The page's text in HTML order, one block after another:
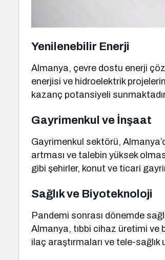
Yenilenebilir Enerji
Almanya, çevre dostu enerji
enerjisi ve hidroelektrik
kazanç potansiyeli
Gayrimenkul ve İnşaat
Gayrimenkul sektörü,
artması ve talebin yüksek
gibi şehirler, konut ve ticari
Sağlık ve Biyoteknoloji
Pandemi sonrası dönemde
Almanya, tıbbi cihaz üretimi ve
ilaç araştırmaları ve tele-